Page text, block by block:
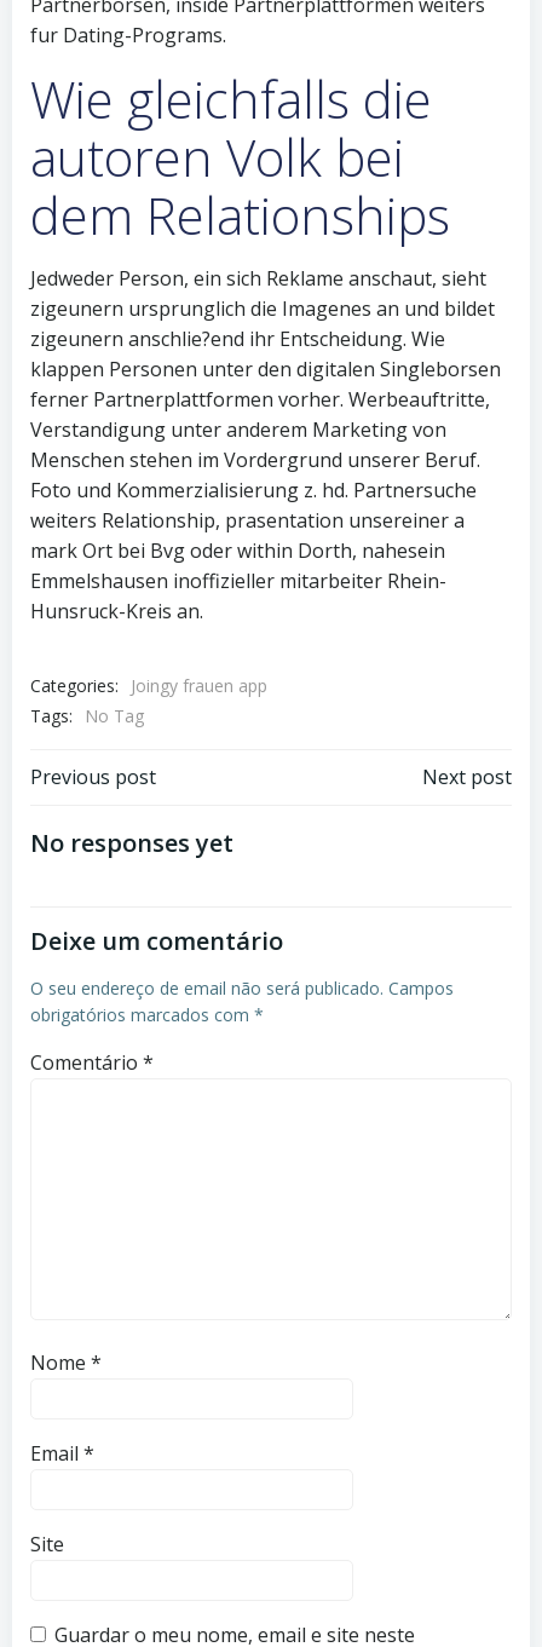
fur Dating-Programs.
Wie gleichfalls die
autoren Volk bei
dem Relationships
Jedweder Person, ein sich Reklame anschaut, sieht
zigeunern ursprunglich die Imagenes an und bildet
zigeunern anschlie?end ihr Entscheidung. Wie
klappen Personen unter den digitalen Singleborsen
ferner Partnerplattformen vorher. Werbeauftritte,
Verstandigung unter anderem Marketing von
Menschen stehen im Vordergrund unserer Beruf.
Foto und Kommerzialisierung z. hd. Partnersuche
weiters Relationship, prasentation unsereiner a
mark Ort bei Bvg oder within Dorth, nahesein
Emmelshausen inoffizieller mitarbeiter Rhein-
Hunsruck-Kreis an.
Categories:
Joingy frauen app
Tags:
No Tag
Previous post Next post
No responses yet
Deixe um comentário
O seu endereço de email não será publicado. Campos
obrigatórios marcados com *
Comentário *
Nome *
Email *
Site
Guardar o meu nome, email e site neste